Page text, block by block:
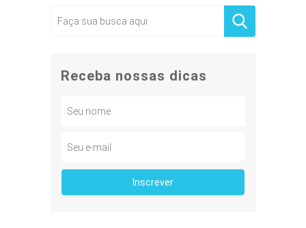
Receba nossas dicas